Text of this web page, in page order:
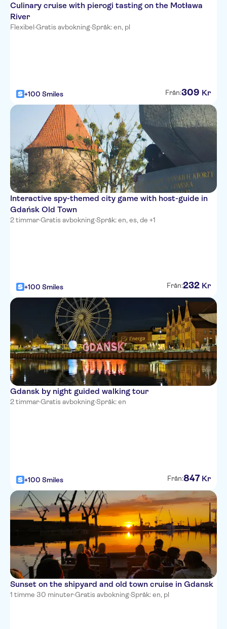
Culinary cruise with pierogi tasting on the Motława
River
Flexibel·Gratis avbokning·Språk: en, pl
+100 Smiles Från:309 Kr
Interactive spy-themed city game with host-guide in
Gdańsk Old Town
2 timmar·Gratis avbokning·Språk: en, es, de +1
+100 Smiles Från:232 Kr
Gdansk by night guided walking tour
2 timmar·Gratis avbokning·Språk: en
+100 Smiles Från:847 Kr
Sunset on the shipyard and old town cruise in Gdansk
1 timme 30 minuter·Gratis avbokning·Språk: en, pl